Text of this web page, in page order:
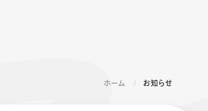
ホーム お知らせ